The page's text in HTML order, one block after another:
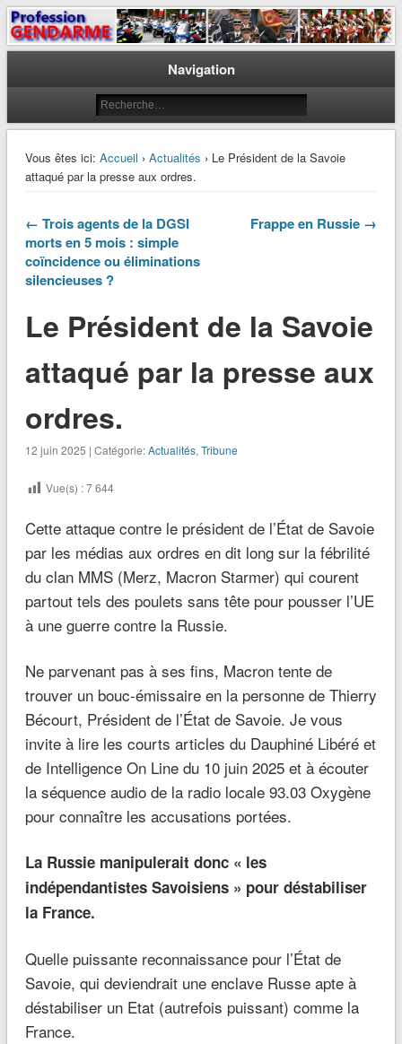
Profession Gendarme
Le journal des gendarmes
Navigation
Vous êtes ici: Accueil › Actualités › Le Président de la Savoie
attaqué par la presse aux ordres.
← Trois agents de la DGSI
morts en 5 mois : simple
coïncidence ou éliminations
silencieuses ?
Frappe en Russie →
Le Président de la Savoie
attaqué par la presse aux
ordres.
12 juin 2025 | Catégorie:Actualités, Tribune
Vue(s) :7 644
Cette attaque contre le président de l’État de Savoie
par les médias aux ordres en dit long sur la fébrilité
du clan MMS (Merz, Macron Starmer) qui courent
partout tels des poulets sans tête pour pousser l’UE
à une guerre contre la Russie.
Ne parvenant pas à ses fins, Macron tente de
trouver un bouc-émissaire en la personne de Thierry
Bécourt, Président de l’État de Savoie. Je vous
invite à lire les courts articles du Dauphiné Libéré et
de Intelligence On Line du 10 juin 2025 et à écouter
la séquence audio de la radio locale 93.03 Oxygène
pour connaître les accusations portées.
La Russie manipulerait donc « les
indépendantistes Savoisiens » pour déstabiliser
la France.
Quelle puissante reconnaissance pour l’État de
Savoie, qui deviendrait une enclave Russe apte à
déstabiliser un Etat (autrefois puissant) comme la
France.